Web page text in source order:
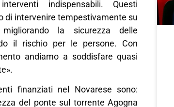
indispensabili. Questi
di intervenire tempestivamente su
la sicurezza delle
il rischio per le persone. Con
andiamo a soddisfare quasi
finanziati nel Novarese sono:
del ponte sul torrente Agogna